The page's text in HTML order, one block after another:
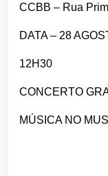
CCBB – Rua
DATA – 28
12H30
CONCERTO
MÚSICA NO